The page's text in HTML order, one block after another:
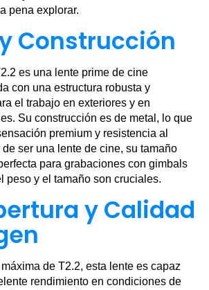
pena explorar.
Construcción
es una lente prime de cine
con una estructura robusta y
el trabajo en exteriores y en
Su construcción es de metal, lo que
premium y resistencia al
ser una lente de cine, su tamaño
para grabaciones con gimbals
peso y el tamaño son cruciales.
y Calidad
de T2.2, esta lente es capaz
rendimiento en condiciones de